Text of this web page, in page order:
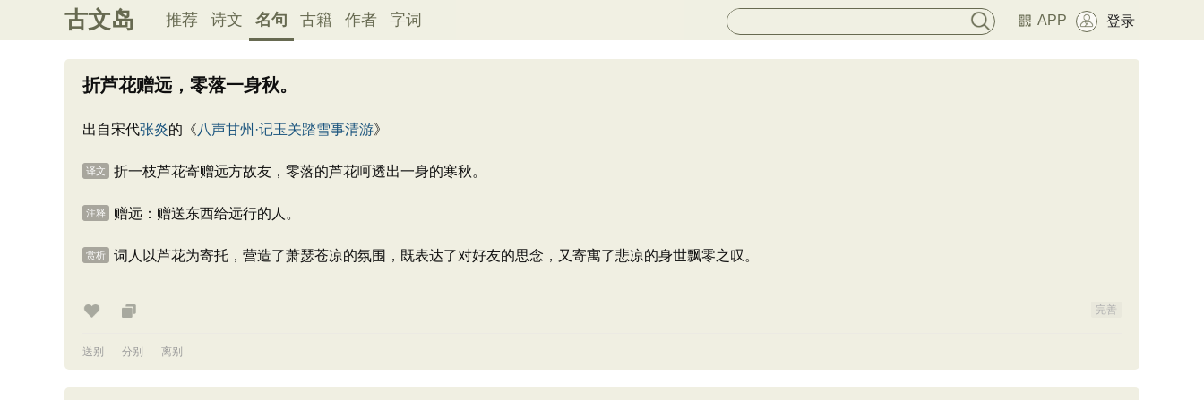
古文岛 推荐 诗文 名句 古籍 作者 字词 APP 登录
折芦花赠远，零落一身秋。
出自宋代张炎的《八声甘州·记玉关踏雪事清游》
译文 折一枝芦花寄赠远方故友，零落的芦花呵透出一身的寒秋。
注释 赠远：赠送东西给远行的人。
赏析 词人以芦花为寄托，营造了萧瑟苍凉的氛围，既表达了对好友的思念，又寄寓了悲凉的身世飘零之叹。
完善
送别 分别 离别